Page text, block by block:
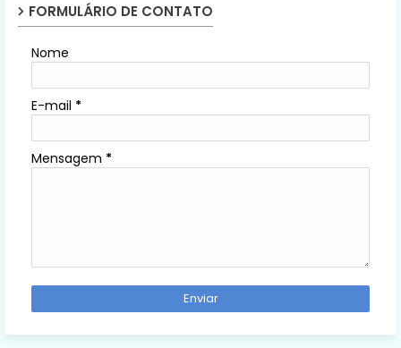
FORMULÁRIO DE CONTATO
Nome
E-mail *
Mensagem *